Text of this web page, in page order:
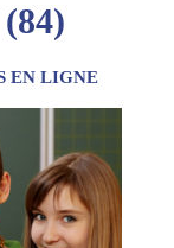
EN LIGNE